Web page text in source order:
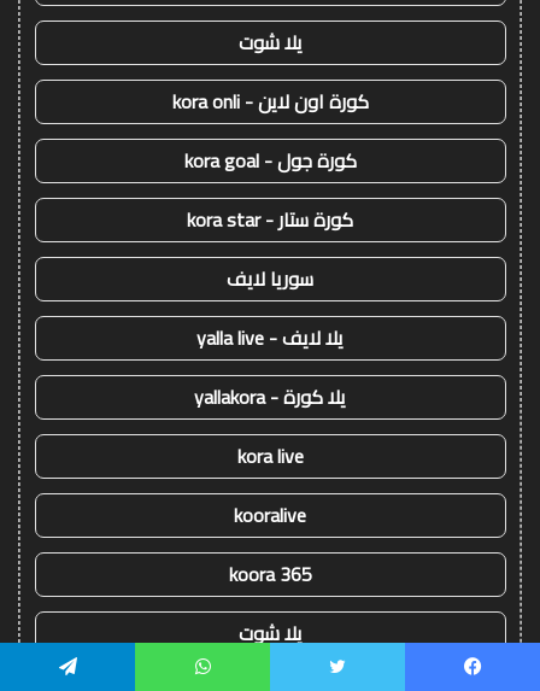
يلا شوت
كورة اون لاين - kora onli
كورة جول - kora goal
كورة ستار - kora star
سوريا لايف
يلا لايف - yalla live
يلا كورة - yallakora
kora live
kooralive
koora 365
يلا شوت